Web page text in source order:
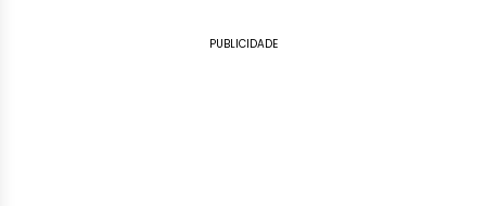
PUBLICIDADE